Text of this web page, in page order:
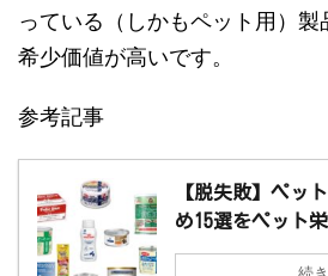
っている（しかもペット用）製
希少価値が高いです。
参考記事
【脱失敗】ペッ
め15選をペット